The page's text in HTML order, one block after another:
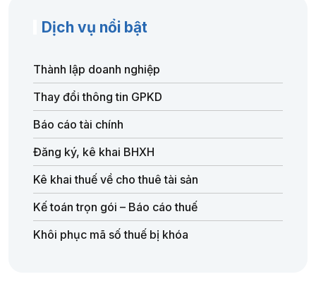
Dịch vụ nổi bật
Thành lập doanh nghiệp
Thay đổi thông tin GPKD
Báo cáo tài chính
Đăng ký, kê khai BHXH
Kê khai thuế về cho thuê tài sản
Kế toán trọn gói – Báo cáo thuế
Khôi phục mã số thuế bị khóa